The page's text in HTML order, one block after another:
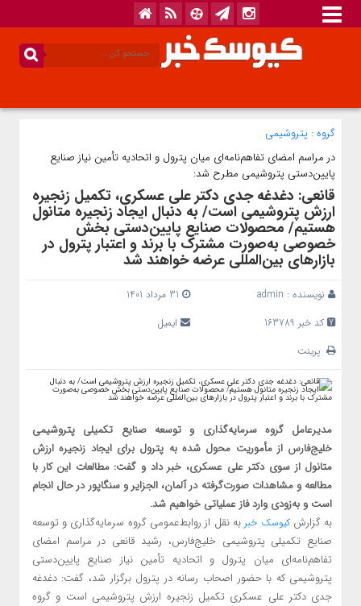
گروه : پتروشیمی
در مراسم امضای تفاهم‌نامه‌ای میان پترول و اتحادیه تأمین نیاز صنایع
پایین‌دستی پتروشیمی مطرح شد:
قانعی: دغدغه جدی دکتر علی عسکری، تکمیل زنجیره
ارزش پتروشیمی است/ به دنبال ایجاد زنجیره متانول
هستیم/ محصولات صنایع پایین‌دستی بخش
خصوصی به‌صورت مشترک با برند و اعتبار پترول در
بازارهای بین‌المللی عرضه خواهند شد
نویسنده : admin
کد خبر 163789
ایمیل
پرینت
مدیرعامل گروه سرمایه‌گذاری و توسعه صنایع تکمیلی پتروشیمی
خلیج‌فارس از مأموریت محول شده به پترول برای ایجاد زنجیره ارزش
متانول از سوی دکتر علی عسکری، خبر داد و گفت: مطالعات این کار با
مطالعه و مشاهدات صورت‌گرفته در آلمان، الجزایر و سنگاپور در حال انجام
است و به‌زودی وارد فاز عملیاتی خواهیم شد.
به گزارشکیوسک خبر به نقل از روابط‌عمومی گروه سرمایه‌گذاری و توسعه
صنایع تکمیلی پتروشیمی خلیج‌فارس، رشید قانعی در مراسم امضای
تفاهم‌نامه‌ای میان پترول و اتحادیه تأمین نیاز صنایع پایین‌دستی
پتروشیمی که با حضور اصحاب رسانه در پترول برگزار شد، گفت: دغدغه
جدی دکتر علی عسکری تکمیل زنجیره ارزش پتروشیمی است و گروه